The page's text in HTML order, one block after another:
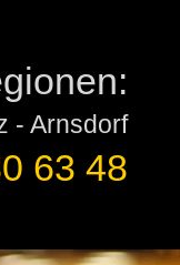
- Arnsdorf
63 48